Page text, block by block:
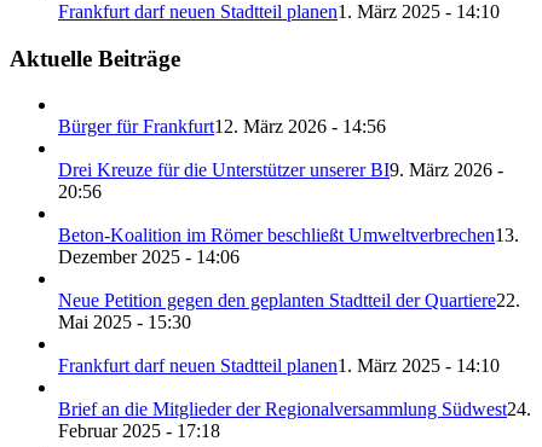
Frankfurt darf neuen Stadtteil planen1. März 2025 - 14:10
Aktuelle Beiträge
Bürger für Frankfurt12. März 2026 - 14:56
Drei Kreuze für die Unterstützer unserer BI9. März 2026 -
20:56
Beton-Koalition im Römer beschließt Umweltverbrechen13.
Dezember 2025 - 14:06
Neue Petition gegen den geplanten Stadtteil der Quartiere22.
Mai 2025 - 15:30
Frankfurt darf neuen Stadtteil planen1. März 2025 - 14:10
Brief an die Mitglieder der Regionalversammlung Südwest24.
Februar 2025 - 17:18